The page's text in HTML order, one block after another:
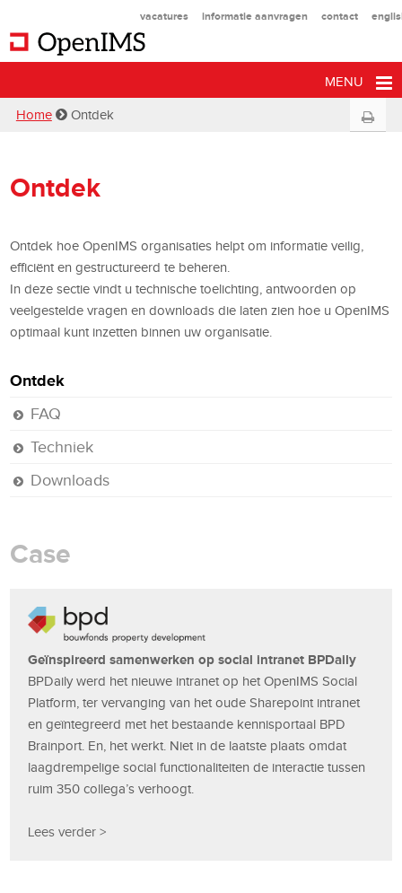
vacatures informatie aanvragen contact
MENU
Home Ontdek
Ontdek
Ontdek hoe OpenIMS organisaties helpt om informatie veilig,
efficiënt en gestructureerd te beheren.
In deze sectie vindt u technische toelichting, antwoorden op
veelgestelde vragen en downloads die laten zien hoe u OpenIMS
optimaal kunt inzetten binnen uw organisatie.
Ontdek
FAQ
Techniek
Downloads
Case
Geïnspireerd samenwerken op social intranet BPDaily
BPDaily werd het nieuwe intranet op het OpenIMS Social
Platform, ter vervanging van het oude Sharepoint intranet
en geïntegreerd met het bestaande kennisportaal BPD
Brainport. En, het werkt. Niet in de laatste plaats omdat
laagdrempelige social functionaliteiten de interactie tussen
ruim 350 collega’s verhoogt.
Lees verder >